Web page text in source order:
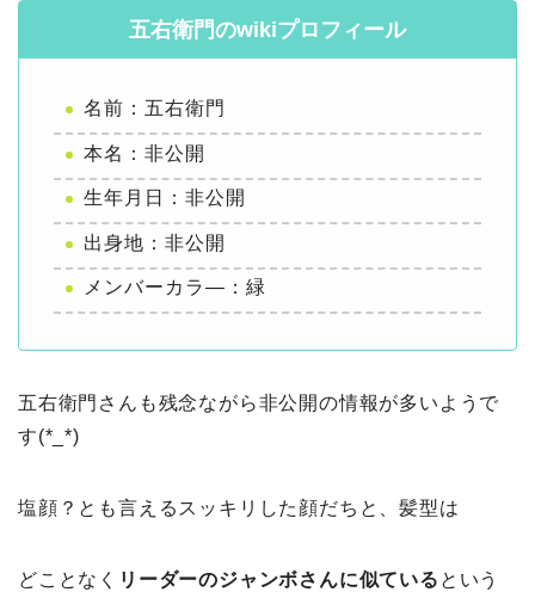
五右衛門のwikiプロフィール
名前：五右衛門
本名：非公開
生年月日：非公開
出身地：非公開
メンバーカラ―：緑
五右衛門さんも残念ながら非公開の情報が多いようで
す(*_*)
塩顔？とも言えるスッキリした顔だちと、髪型は
どことなく リーダーのジャンボさんに似ている という